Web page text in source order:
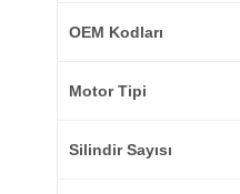
OEM Kodları
Motor Tipi
Silindir Sayısı